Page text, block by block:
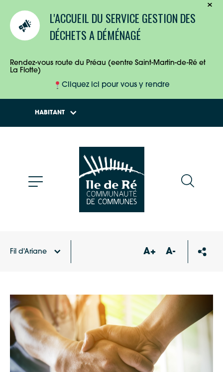
L'ACCUEIL DU SERVICE GESTION DES
DÉCHETS A DÉMÉNAGÉ
Rendez-vous route du Préau (eentre Saint-Martin-de-Ré et
La Flotte)
Cliquez ici pour vous y rendre
HABITANT
ENTREPRISES
Fil d'Ariane A+ A-